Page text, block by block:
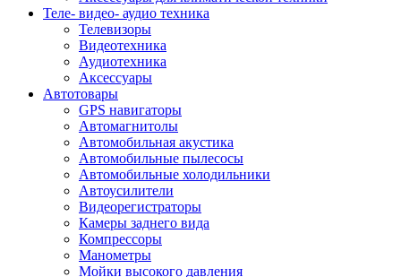
Теле- видео- аудио техника
Телевизоры
Видеотехника
Аудиотехника
Аксессуары
Автотовары
GPS навигаторы
Автомагнитолы
Автомобильная акустика
Автомобильные пылесосы
Автомобильные холодильники
Автоусилители
Видеорегистраторы
Камеры заднего вида
Компрессоры
Манометры
Мойки высокого давления